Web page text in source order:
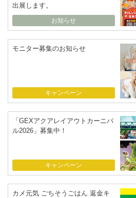
出展します。
お知らせ
モニター募集のお知らせ
キャンペーン
「GEXアクアレイアウトカーニバ
ル2026」募集中！
キャンペーン
カメ元気 ごちそうごはん 返金キ